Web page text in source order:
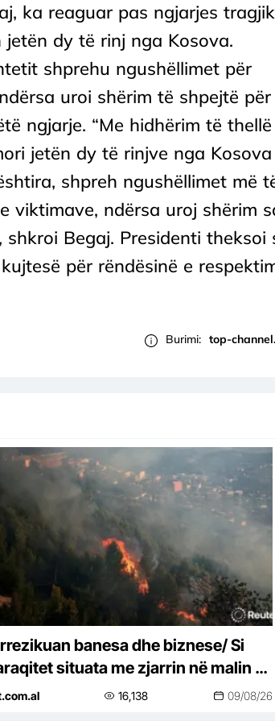
ka reaguar pas ngjarjes
dy të rinj nga Kosova.
shprehu ngushëllimet për
uroi shërim të shpejtë për
ngjarje. “Me hidhërim të thellë
jetën dy të rinjve nga Kosova
shpreh ngushëllimet më
viktimave, ndërsa uroj shërim
Begaj. Presidenti theksoi
për rëndësinë e
Burimi: top-
banesa dhe biznese/ Si
situata me zjarrin në malin e
16,138 09/08/26